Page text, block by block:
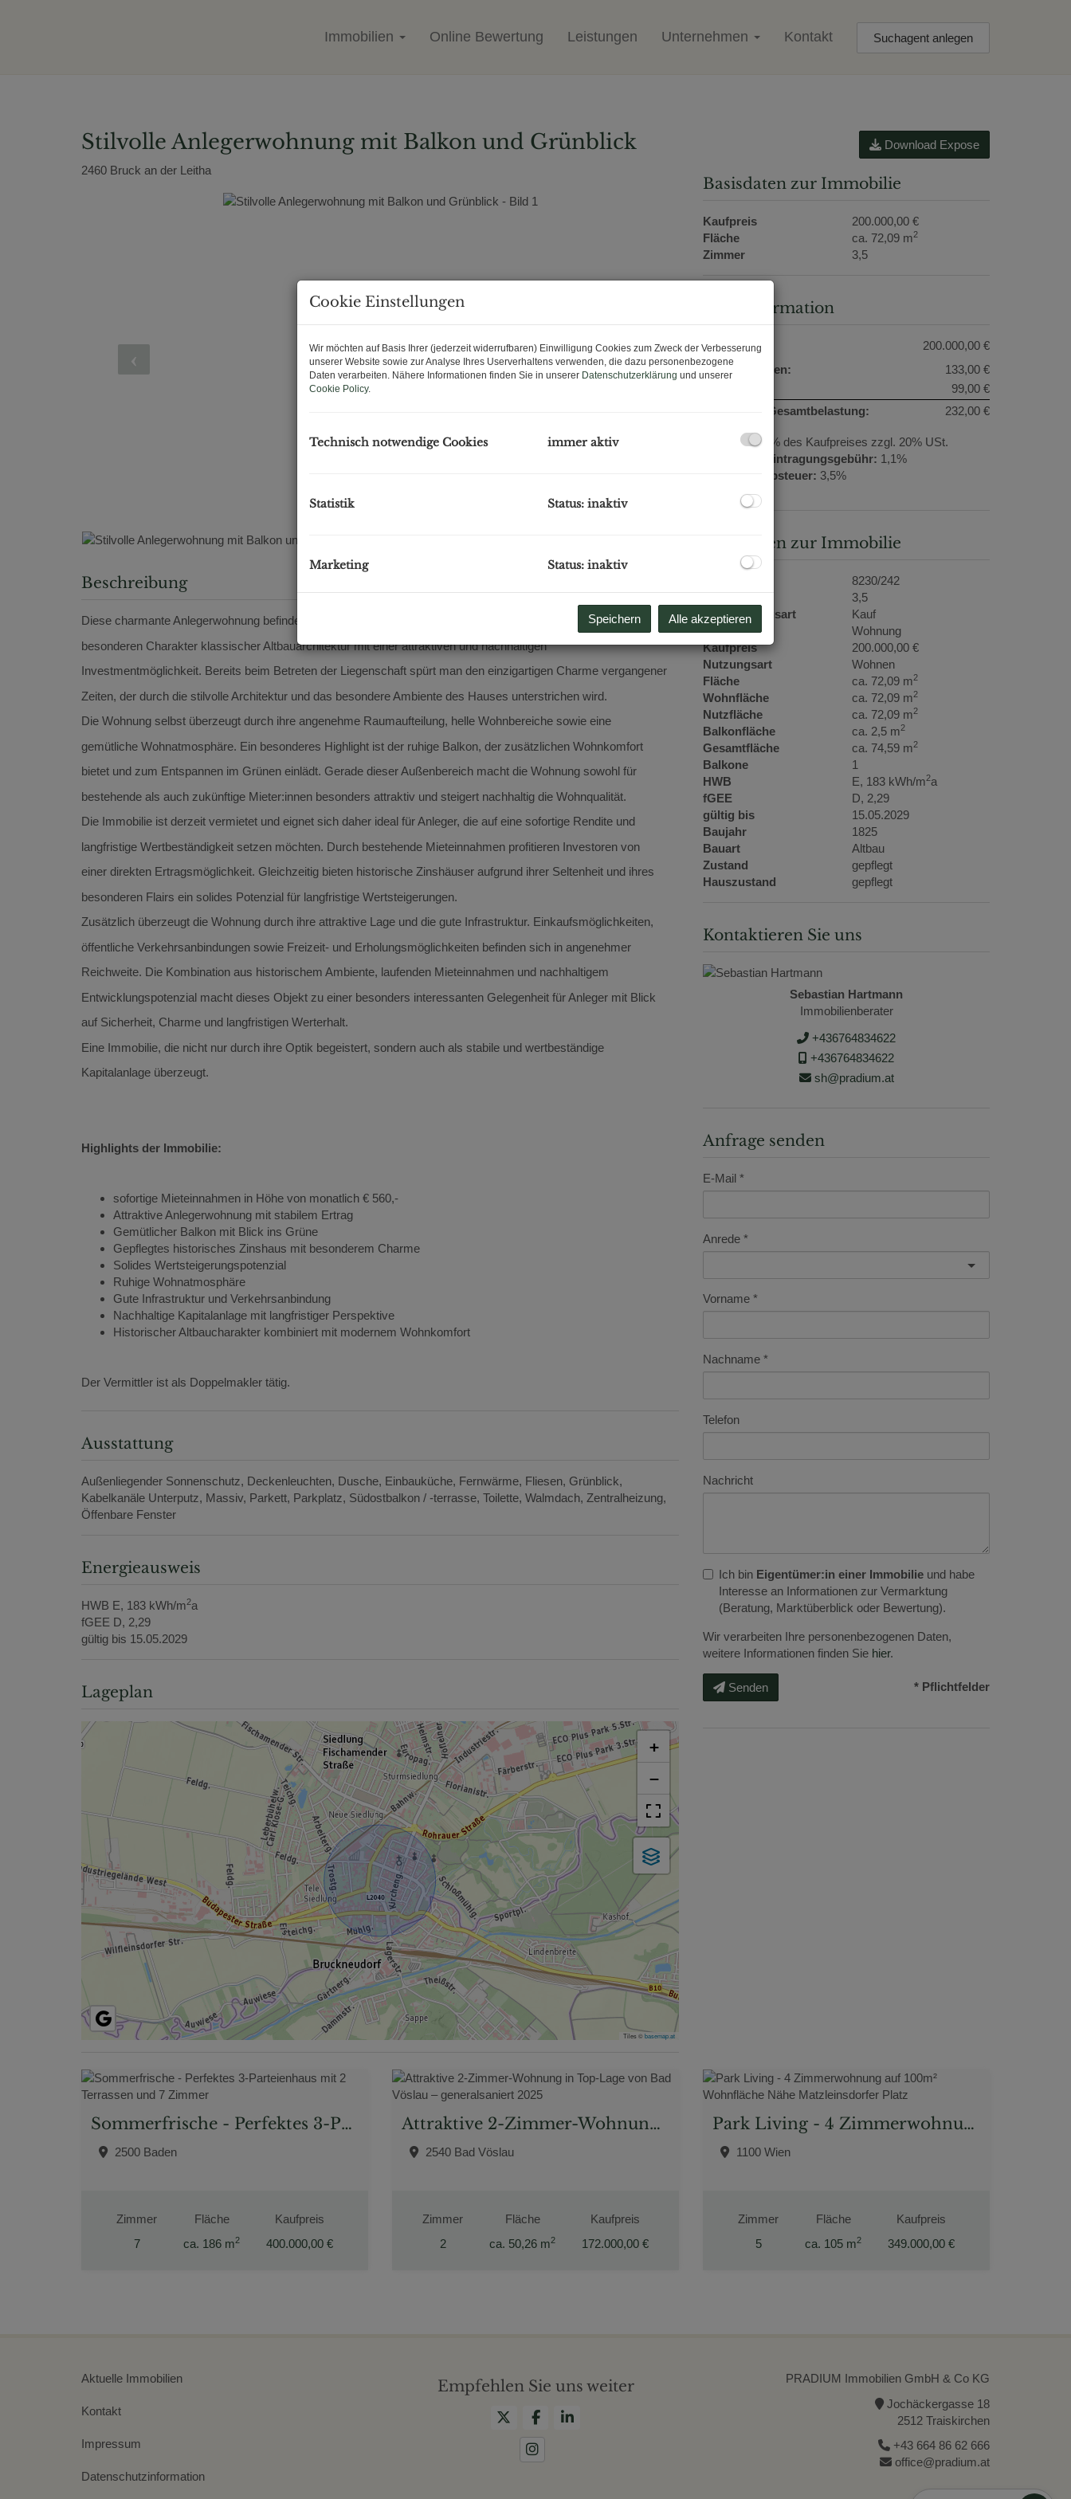
Immobilien Online Bewertung Leistungen Unternehmen Kontakt Suchagent anlegen
Stilvolle Anlegerwohnung mit Balkon und Grünblick
2460 Bruck an der Leitha
Beschreibung
Diese charmante Anlegerwohnung befindet sich in einem gepflegten historischen Zinshaus und vereint den
besonderen Charakter klassischer Altbauarchitektur mit einer attraktiven und nachhaltigen
Investmentmöglichkeit. Bereits beim Betreten der Liegenschaft spürt man den einzigartigen Charme vergangener
Zeiten, der durch die stilvolle Architektur und das besondere Ambiente des Hauses unterstrichen wird.
Die Wohnung selbst überzeugt durch ihre angenehme Raumaufteilung, helle Wohnbereiche sowie eine
gemütliche Wohnatmosphäre. Ein besonderes Highlight ist der ruhige Balkon, der zusätzlichen Wohnkomfort
bietet und zum Entspannen im Grünen einlädt. Gerade dieser Außenbereich macht die Wohnung sowohl für
bestehende als auch zukünftige Mieter:innen besonders attraktiv und steigert nachhaltig die Wohnqualität.
Die Immobilie ist derzeit vermietet und eignet sich daher ideal für Anleger, die auf eine sofortige Rendite und
langfristige Wertbeständigkeit setzen möchten. Durch bestehende Mieteinnahmen profitieren Investoren von
einer direkten Ertragsmöglichkeit. Gleichzeitig bieten historische Zinshäuser aufgrund ihrer Seltenheit und ihres
besonderen Flairs ein solides Potenzial für langfristige Wertsteigerungen.
Zusätzlich überzeugt die Wohnung durch ihre attraktive Lage und die gute Infrastruktur. Einkaufsmöglichkeiten,
öffentliche Verkehrsanbindungen sowie Freizeit- und Erholungsmöglichkeiten befinden sich in angenehmer
Reichweite. Die Kombination aus historischem Ambiente, laufenden Mieteinnahmen und nachhaltigem
Entwicklungspotenzial macht dieses Objekt zu einer besonders interessanten Gelegenheit für Anleger mit Blick
auf Sicherheit, Charme und langfristigen Werterhalt.
Eine Immobilie, die nicht nur durch ihre Optik begeistert, sondern auch als stabile und wertbeständige
Kapitalanlage überzeugt.
Highlights der Immobilie:
sofortige Mieteinnahmen in Höhe von monatlich € 560,-
Attraktive Anlegerwohnung mit stabilem Ertrag
Gemütlicher Balkon mit Blick ins Grüne
Gepflegtes historisches Zinshaus mit besonderem Charme
Solides Wertsteigerungspotenzial
Ruhige Wohnatmosphäre
Gute Infrastruktur und Verkehrsanbindung
Nachhaltige Kapitalanlage mit langfristiger Perspektive
Historischer Altbaucharakter kombiniert mit modernem Wohnkomfort
Der Vermittler ist als Doppelmakler tätig.
Ausstattung
Außenliegender Sonnenschutz Deckenleuchten Dusche Einbauküche Fernwärme Fliesen Grünblick
Kabelkanäle Unterputz Massiv Parkett Parkplatz Südostbalkon / -terrasse Toilette Walmdach Zentralheizung
Öffenbare Fenster
Energieausweis
HWB E, 183 kWh/m2a
fGEE D, 2,29
gültig bis 15.05.2029
Lageplan
+
−
Tiles ©basemap.at
Download Expose
Basisdaten zur Immobilie
Kaufpreis
200.000,00 €
Fläche
ca. 72,09 m2
Zimmer 3,5
Preisinformation
Kaufpreis:
200.000,00 €
Betriebskosten:
133,00 €
99,00 €
monatliche Gesamtbelastung:
232,00 €
Provision:
3% des Kaufpreises zzgl. 20% USt.
Grundbucheintragungsgebühr: 1,1%
Grunderwerbsteuer: 3,5%
Basisdaten zur Immobilie
8230/242
Zimmer
3,5
Vermarktungsart
Kauf
Objektart
Wohnung
Kaufpreis
200.000,00 €
Nutzungsart
Wohnen
Fläche
ca. 72,09 m2
Wohnfläche ca. 72,09 m2
Nutzfläche ca. 72,09 m2
Balkonfläche ca. 2,5 m2
Gesamtfläche ca. 74,59 m2
Balkone
1
HWB
E, 183 kWh/m2a
fGEE
D, 2,29
gültig bis
15.05.2029
Baujahr
1825
Bauart
Altbau
Zustand
gepflegt
Hauszustand
gepflegt
Kontaktieren Sie uns
Sebastian Hartmann
Immobilienberater
+436764834622
+436764834622
sh@pradium.at
Anfrage senden
E-Mail
Anrede
Vorname
Nachname
Telefon
Nachricht
Ich bin Eigentümer:in einer Immobilie und habe
Interesse an Informationen zur Vermarktung
(Beratung, Marktüberblick oder Bewertung).
Wir verarbeiten Ihre personenbezogenen Daten,
weitere Informationen finden Sie hier.
Senden * Pflichtfelder
Sommerfrische - Perfektes 3-Parteienhaus mit 2 Terrassen und 7 Zimmer
2500 Baden
Zimmer
7
Fläche
ca. 186 m2
Kaufpreis
400.000,00 €
Attraktive 2-Zimmer-Wohnung in Top-Lage von Bad Vöslau – generalsaniert 2025
2540 Bad Vöslau
Zimmer
2
Fläche
ca. 50,26 m2
Kaufpreis
172.000,00 €
Park Living - 4 Zimmerwohnung auf 100m² Wohnfläche Nähe Matzleinsdorfer Platz
1100 Wien
Zimmer
5
Fläche
ca. 105 m2
Kaufpreis
349.000,00 €
Aktuelle Immobilien
Kontakt
Impressum
Datenschutzinformation
Empfehlen Sie uns weiter
PRADIUM Immobilien GmbH & Co KG
Jochäckergasse 18
2512 Traiskirchen
+43 664 86 62 666
office@pradium.at
Cookie Einstellungen
Wir möchten auf Basis Ihrer (jederzeit widerrufbaren) Einwilligung Cookies zum Zweck der Verbesserung
unserer Website sowie zur Analyse Ihres Userverhaltens verwenden, die dazu personenbezogene
Daten verarbeiten. Nähere Informationen finden Sie in unserer Datenschutzerklärung und unserer
Cookie Policy.
Technisch notwendige Cookies immer aktiv
Statistik Status: inaktiv
Marketing Status: inaktiv
Speichern Alle akzeptieren